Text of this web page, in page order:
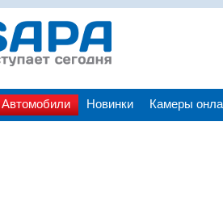
Автомобили Новинки Камеры